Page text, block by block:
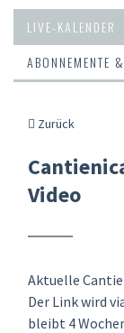
LIVE-KALENDER
ABONNEMENTE
Zurück
Video
Aktuelle
Der Link wird
bleibt 4